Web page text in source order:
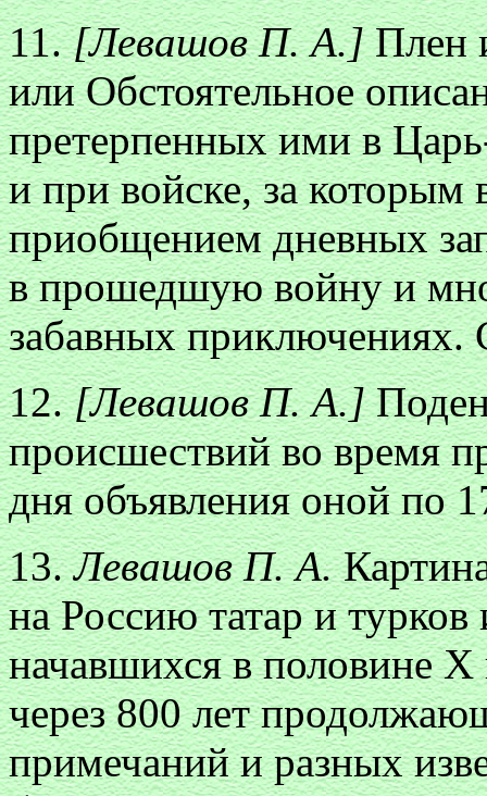
11.[Левашов П. А.]Плен
или Обстоятельное
претерпенных ими в
и при войске, за которым
приобщением дневных
в прошедшую войну и
забавных
12.[Левашов П. А.]
происшествий во время
дня объявления оной по
13.Левашов П. А.
на Россию татар и
начавшихся в половине
через 800 лет
примечаний и разных